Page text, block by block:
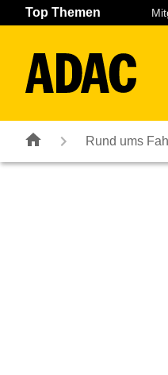
Navigation Seiteninhalt
Top Themen
Rund ums